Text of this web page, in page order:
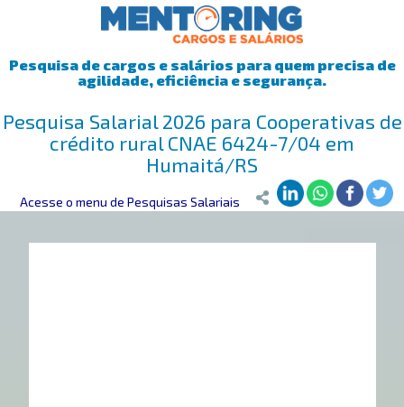
Pesquisa de cargos e salários para quem precisa de
agilidade, eficiência e segurança.
Pesquisa Salarial 2026 para Cooperativas de
crédito rural CNAE 6424-7/04 em
Humaitá/RS
Mentoring>Pesquisa Salarial>Humaitá/RS >Cooperativas de
Acesse o menu de Pesquisas Salariais